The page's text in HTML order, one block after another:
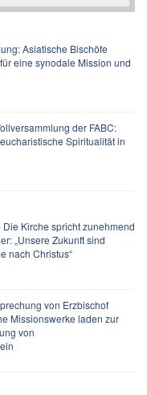
Asiatische Bischöfe
eine synodale Mission und
der FABC:
Spiritualität in
Die Kirche spricht zunehmend
„Unsere Zukunft sind
nach Christus“
von Erzbischof
Missionswerke laden zur
von